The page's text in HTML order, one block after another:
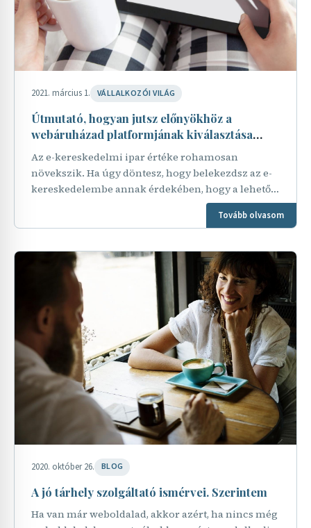
2021. március 1. VÁLLALKOZÓI VILÁG
Útmutató, hogyan jutsz előnyökhöz a
webáruházad platformjának kiválasztása
során
Az e-kereskedelmi ipar értéke rohamosan
növekszik. Ha úgy döntesz, hogy belekezdsz az e-
kereskedelembe annak érdekében, hogy a lehető
legnagyobb szeletet kapd a tortából, nagyon
Tovább olvasom
2020. október 26. BLOG
A jó tárhely szolgáltató ismérvei. Szerintem
Ha van már weboldalad, akkor azért, ha nincs még